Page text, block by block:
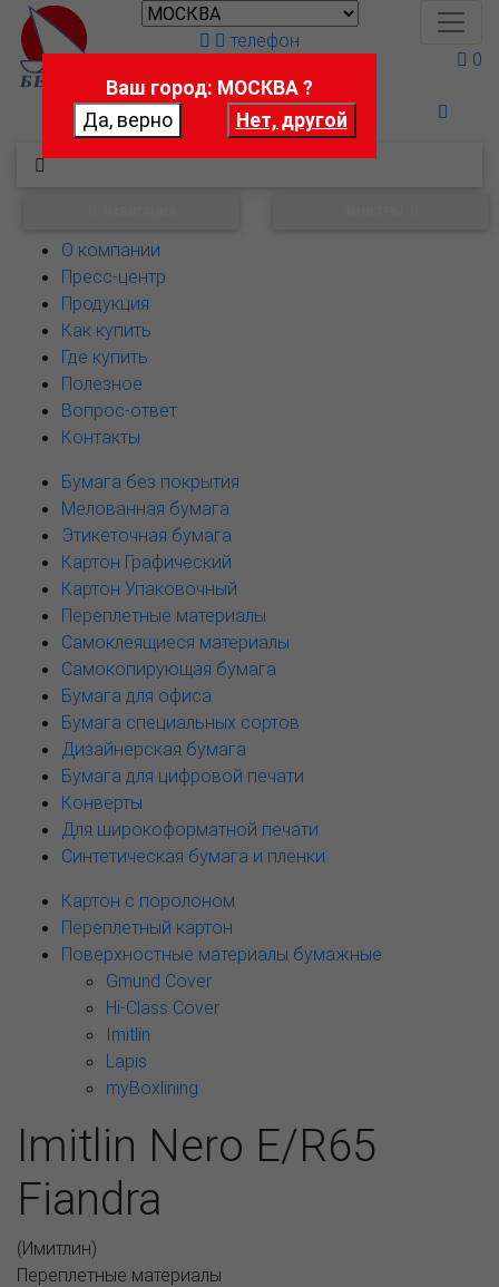
Поможем выбрать
телефон
0
О компании
Пресс-центр
Продукция
Как купить
Где купить
Полезное
Вопрос-ответ
Контакты
Бумага без покрытия
Мелованная бумага
Этикеточная бумага
Картон Графический
Картон Упаковочный
Переплетные материалы
Самоклеящиеся материалы
Самокопирующая бумага
Бумага для офиса
Бумага специальных сортов
Дизайнерская бумага
Бумага для цифровой печати
Конверты
Для широкоформатной печати
Синтетическая бумага и пленки
Картон с поролоном
Переплетный картон
Поверхностные материалы бумажные
Gmund Cover
Hi-Class Cover
Imitlin
Lapis
myBoxlining
Imitlin Nero E/R65
Fiandra
(Имитлин)
Переплетные материалы
Ваш город: МОСКВА ?